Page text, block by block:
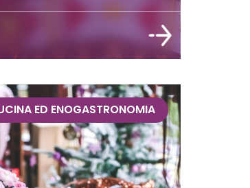
ED ENOGASTRONOMIA